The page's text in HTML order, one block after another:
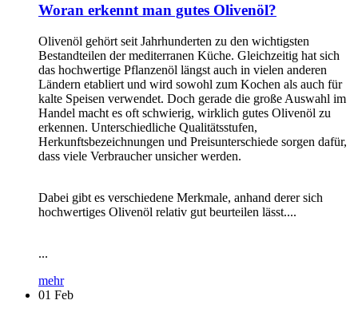
Woran erkennt man gutes Olivenöl?
Olivenöl gehört seit Jahrhunderten zu den wichtigsten
Bestandteilen der mediterranen Küche. Gleichzeitig hat sich
das hochwertige Pflanzenöl längst auch in vielen anderen
Ländern etabliert und wird sowohl zum Kochen als auch für
kalte Speisen verwendet. Doch gerade die große Auswahl im
Handel macht es oft schwierig, wirklich gutes Olivenöl zu
erkennen. Unterschiedliche Qualitätsstufen,
Herkunftsbezeichnungen und Preisunterschiede sorgen dafür,
dass viele Verbraucher unsicher werden.
Dabei gibt es verschiedene Merkmale, anhand derer sich
hochwertiges Olivenöl relativ gut beurteilen lässt....
...
mehr
01 Feb